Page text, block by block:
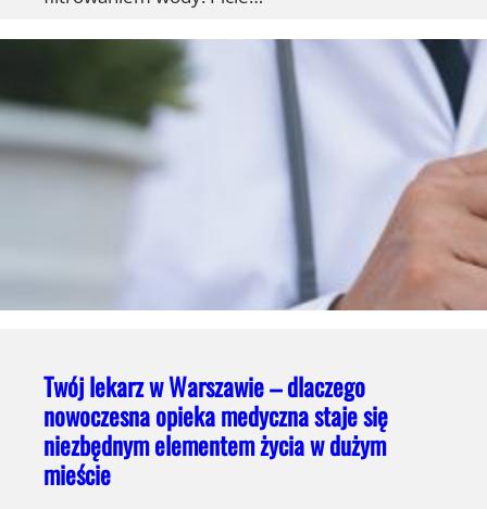
Twój lekarz w Warszawie – dlaczego
nowoczesna opieka medyczna staje się
niezbędnym elementem życia w dużym
mieście